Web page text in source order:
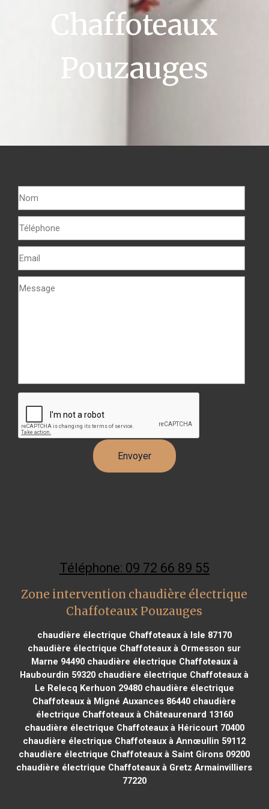
Chaffoteaux
Pouzauges
Téléphone: 09 72 66 89 55
Zone intervention chaudière électrique
Chaffoteaux Pouzauges
chaudière électrique Chaffoteaux à Isle 87170
chaudière électrique Chaffoteaux à Ormesson sur
Marne 94490chaudière électrique Chaffoteaux à
Haubourdin 59320 chaudière électrique Chaffoteaux à
Le Relecq Kerhuon 29480chaudière électrique
Chaffoteaux à Migné Auxances 86440 chaudière
électrique Chaffoteaux à Châteaurenard 13160
chaudière électrique Chaffoteaux à Héricourt 70400
chaudière électrique Chaffoteaux à Annœullin 59112
chaudière électrique Chaffoteaux à Saint Girons 09200
chaudière électrique Chaffoteaux à Gretz Armainvilliers
77220